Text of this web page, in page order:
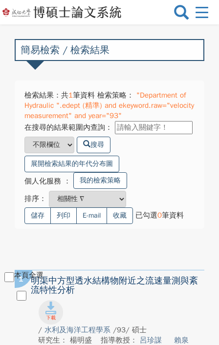
選
換
簡易檢索 / 檢索結果
檢索結果：共1筆資料 檢索策略：
"Department of
Hydraulic ".edept (精準) and ekeyword.raw="velocity
measurement" and year="93"
在搜尋的結果範圍內查詢：
搜尋
展開檢索結果的年代分布圖
個人化服務 ： 我的檢索策略
排序：
儲存 列印 E-mail 收藏 已勾選0筆資料
本頁全選
1
明渠中方型透水結構物附近之流速量測與紊
流特性分析
/ 水利及海洋工程學系 /93/ 碩士
研究生： 楊明盛
指導教授： 呂珍謀
賴泉